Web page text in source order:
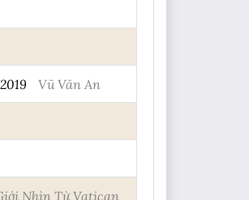
Vũ Văn An
Nhìn Từ Vatican